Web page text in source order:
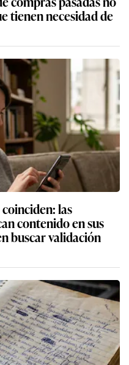
tienen necesidad de
las
contenido en sus
buscar validación